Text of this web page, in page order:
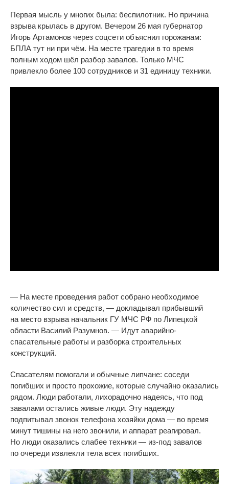
Первая мысль у многих была: беспилотник. Но причина
взрыва крылась в другом. Вечером 26 мая губернатор
Игорь Артамонов через соцсети объяснил горожанам:
БПЛА тут ни при чём. На месте трагедии в то время
полным ходом шёл разбор завалов. Только МЧС
привлекло более 100 сотрудников и 31 единицу техники.
— На месте проведения работ собрано необходимое
количество сил и средств, — докладывал прибывший
на место взрыва начальник ГУ МЧС РФ по Липецкой
области Василий Разумнов. — Идут аварийно-
спасательные работы и разборка строительных
конструкций.
Спасателям помогали и обычные липчане: соседи
погибших и просто прохожие, которые случайно оказались
рядом. Люди работали, лихорадочно надеясь, что под
завалами остались живые люди. Эту надежду
подпитывал звонок телефона хозяйки дома — во время
минут тишины на него звонили, и аппарат реагировал.
Но люди оказались слабее техники — из-под завалов
по очереди извлекли тела всех погибших.